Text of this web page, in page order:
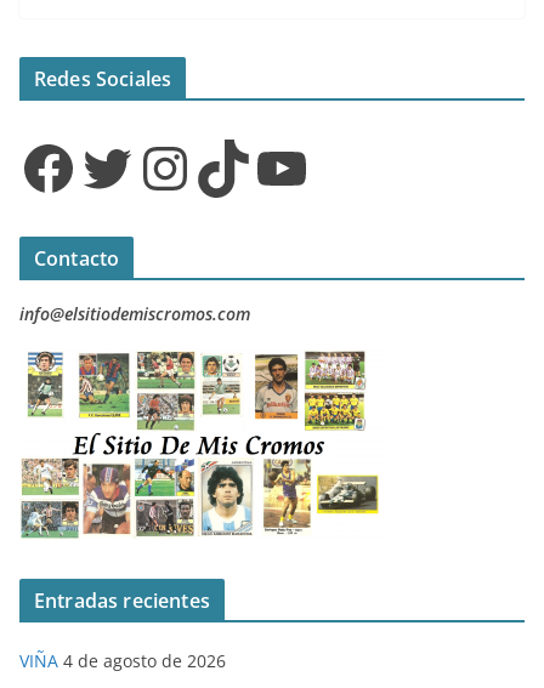
Redes Sociales
Facebook Twitter InstagramTikTok YouTube
Contacto
info@elsitiodemiscromos.com
Entradas recientes
VIÑA 4 de agosto de 2026